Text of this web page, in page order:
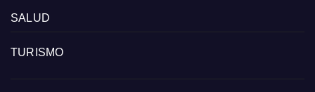
SALUD
TURISMO